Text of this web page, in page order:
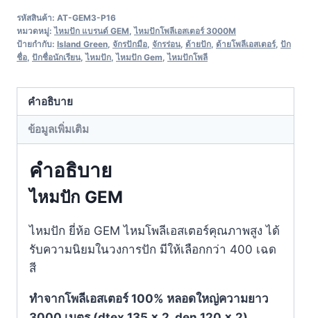
รหัสสินค้า: AT-GEM3-P16
หมวดหมู่:ไหมปัก แบรนด์ GEM,ไหมปักโพลีเอสเตอร์ 3000M
ป้ายกำกับ: Island Green, จักรปักมือ, จักรร่อน, ด้ายปัก, ด้ายโพลีเอสเตอร์, ปัก
ชื่อ, ปักชื่อนักเรียน,ไหมปัก,ไหมปัก Gem,ไหมปักโพลี
คำอธิบาย
ข้อมูลเพิ่มเติม
คำอธิบาย
ไหมปัก GEM
ไหมปัก ยี่ห้อ GEM ไหมโพลีเอสเตอร์คุณภาพสูง ได้
รับความนิยมในวงการปัก มีให้เลือกกว่า 400 เฉด
สี
ทำจากโพลีเอสเตอร์ 100% หลอดใหญ่ความยาว